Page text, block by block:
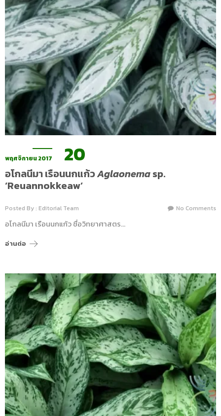
พฤศจิกายน 2017 20
อโกลนีมา เรือนนกแก้วAglaonemasp.
‘Reuannokkeaw’
Posted By : Editorial Team No Comments
อโกลนีมา เรือนนกแก้ว ชื่อวิทยาศาสตร…
อ่านต่อ